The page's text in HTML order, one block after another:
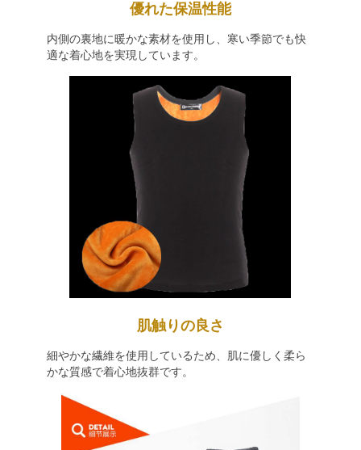
優れた保温性能
内側の裏地に暖かな素材を使用し、寒い季節でも快
適な着心地を実現しています。
肌触りの良さ
細やかな繊維を使用しているため、肌に優しく柔ら
かな質感で着心地抜群です。